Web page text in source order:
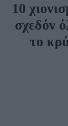
10
σχεδόν
το